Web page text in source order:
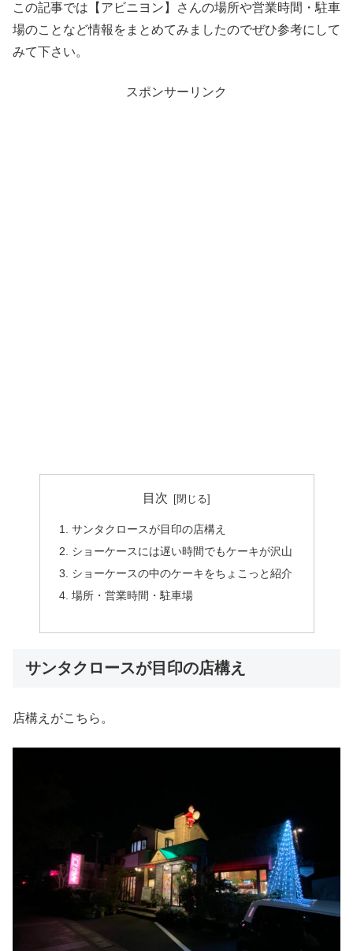
この記事では【アビニヨン】さんの場所や営業時間・駐車
場のことなど情報をまとめてみましたのでぜひ参考にして
みて下さい。
スポンサーリンク
目次
サンタクロースが目印の店構え
ショーケースには遅い時間でもケーキが沢山
ショーケースの中のケーキをちょこっと紹介
場所・営業時間・駐車場
サンタクロースが目印の店構え
店構えがこちら。